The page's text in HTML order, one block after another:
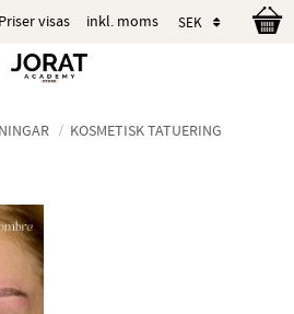
Priser visas inkl. moms
KOSMETISK TATUERING